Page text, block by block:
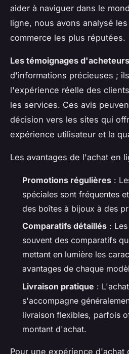
aider à naviguer dans le
ligne, nous avons analysé
commerce les plus réputées.
Les témoignages d'acheteurs
d'informations précieuses ;
l'expérience réelle des
les services. Ces avis
décision vers les sites qui
expérience utilisateur et la
Les avantages de l'achat en
Promotions régulières :
spéciales sont fréquentes
des boîtes à bijoux à des
Comparatifs détaillés :
souvent des comparatifs
mettant en lumière les
avantages de chaque
Livraison pratique :
s'accompagne
livraison flexibles, parfois
montant d'achat.
Pour une expérience d'achat